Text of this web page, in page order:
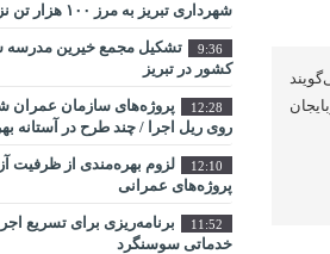
شهرداری تبریز به مرز ۱۰۰ هزار تن نزدیک شد
9:36
تشکیل مجمع خیرین مدرسه
کشور در تبریز
12:28
پروژه‌های سازمان عمران
روی ریل اجرا / چند طرح در آستانه
12:10
لزوم بهره‌مندی از ظرفیت
پروژه‌های عمرانی
11:52
برنامه‌ریزی برای تسریع
خدماتی سوسنگرد